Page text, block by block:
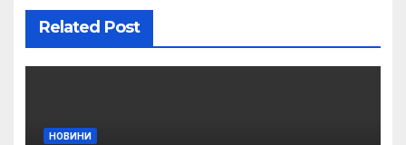
Related Post
НОВИНИ